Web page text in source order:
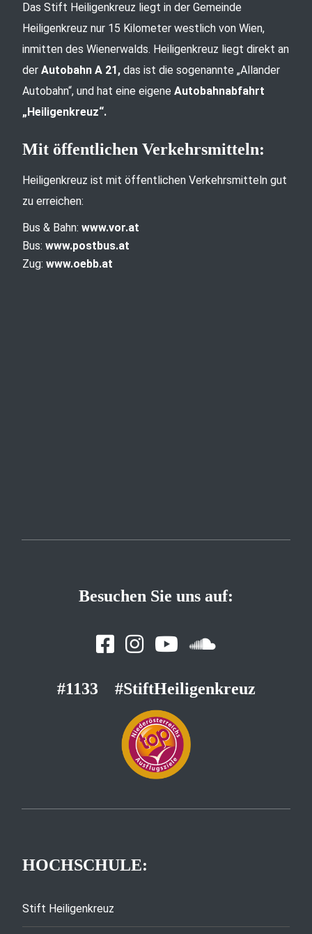
Das Stift Heiligenkreuz liegt in der Gemeinde
Heiligenkreuz nur 15 Kilometer westlich von Wien,
inmitten des Wienerwalds. Heiligenkreuz liegt direkt an
der Autobahn A 21, das ist die sogenannte „Allander
Autobahn“, und hat eine eigene Autobahnabfahrt
„Heiligenkreuz“.
Mit öffentlichen Verkehrsmitteln:
Heiligenkreuz ist mit öffentlichen Verkehrsmitteln gut
zu erreichen:
Bus & Bahn: www.vor.at
Bus: www.postbus.at
Zug: www.oebb.at
Besuchen Sie uns auf:
#1133 #StiftHeiligenkreuz
HOCHSCHULE:
Stift Heiligenkreuz